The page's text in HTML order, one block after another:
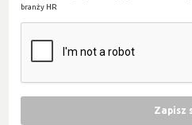
branży HR